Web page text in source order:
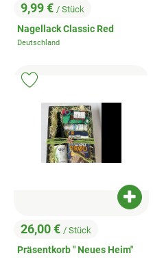
, Preis:
9,99 € / Stück
Nagellack Classic Red
, Herkunft:
Deutschland
, Preis:
26,00 € / Stück
Präsentkorb " Neues Heim"